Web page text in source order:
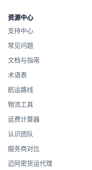
资源中心
支持中心
常见问题
文档与指南
术语表
航运路线
物流工具
运费计算器
认识团队
服务商对比
迈阿密货运代理